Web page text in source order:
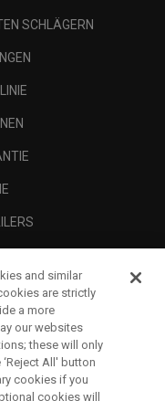
SCHLÄGERN
and similar
are strictly
a more
our websites
these will only
All' button
cookies if you
cookies will